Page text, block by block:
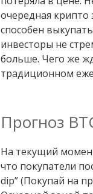
очередная крипто
способен
инвесторы не
больше. Чего же
традиционном
Прогноз
На текущий
что покупатели
dip” (Покупай на